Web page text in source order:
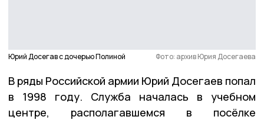
Юрий Досегав с дочерью Полиной Фото: архив Юрия Досегаева
В ряды Российской армии Юрий Досегаев попал
в 1998 году. Служба началась в учебном
центре, располагавшемся в посёлке